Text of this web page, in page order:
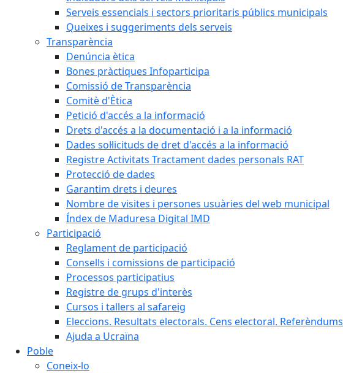
Serveis essencials i sectors prioritaris públics municipals
Queixes i suggeriments dels serveis
Transparència
Denúncia ètica
Bones pràctiques Infoparticipa
Comissió de Transparència
Comitè d'Ètica
Petició d'accés a la informació
Drets d'accés a la documentació i a la informació
Dades sol·licituds de dret d'accés a la informació
Registre Activitats Tractament dades personals RAT
Protecció de dades
Garantim drets i deures
Nombre de visites i persones usuàries del web municipal
Índex de Maduresa Digital IMD
Participació
Reglament de participació
Consells i comissions de participació
Processos participatius
Registre de grups d'interès
Cursos i tallers al safareig
Eleccions. Resultats electorals. Cens electoral. Referèndums
Ajuda a Ucraïna
Poble
Coneix-lo